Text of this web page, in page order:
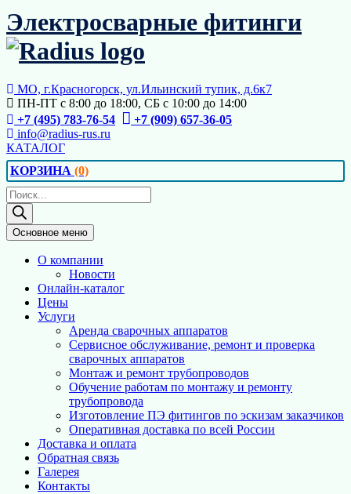
Перейти
к
содержимому
Электросварные фитинги
МО, г.Красногорск, ул.Ильинский тупик, д.6к7
ПН-ПТ с 8:00 до 18:00, СБ с 10:00 до 14:00
+7 (495) 783-76-54
+7 (909) 657-36-05
info@radius-rus.ru
КАТАЛОГ
КОРЗИНА (0)
Поиск
товаров
Основное меню
О компании
Новости
Онлайн-каталог
Цены
Услуги
Аренда сварочных аппаратов
Сервисное обслуживание, ремонт и проверка
сварочных аппаратов
Монтаж и ремонт трубопроводов
Обучение работам по монтажу и ремонту
трубопровода
Изготовление ПЭ фитингов по эскизам заказчиков
Оперативная доставка по всей России
Доставка и оплата
Обратная связь
Галерея
Контакты